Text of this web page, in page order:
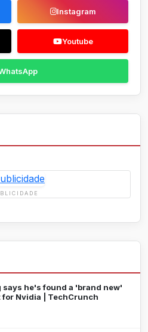
Instagram
Youtube
says he's found a 'brand new'
Nvidia | TechCrunch